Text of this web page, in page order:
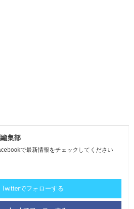
集部
で最新情報をチェックしてください
Twitterでフォローする